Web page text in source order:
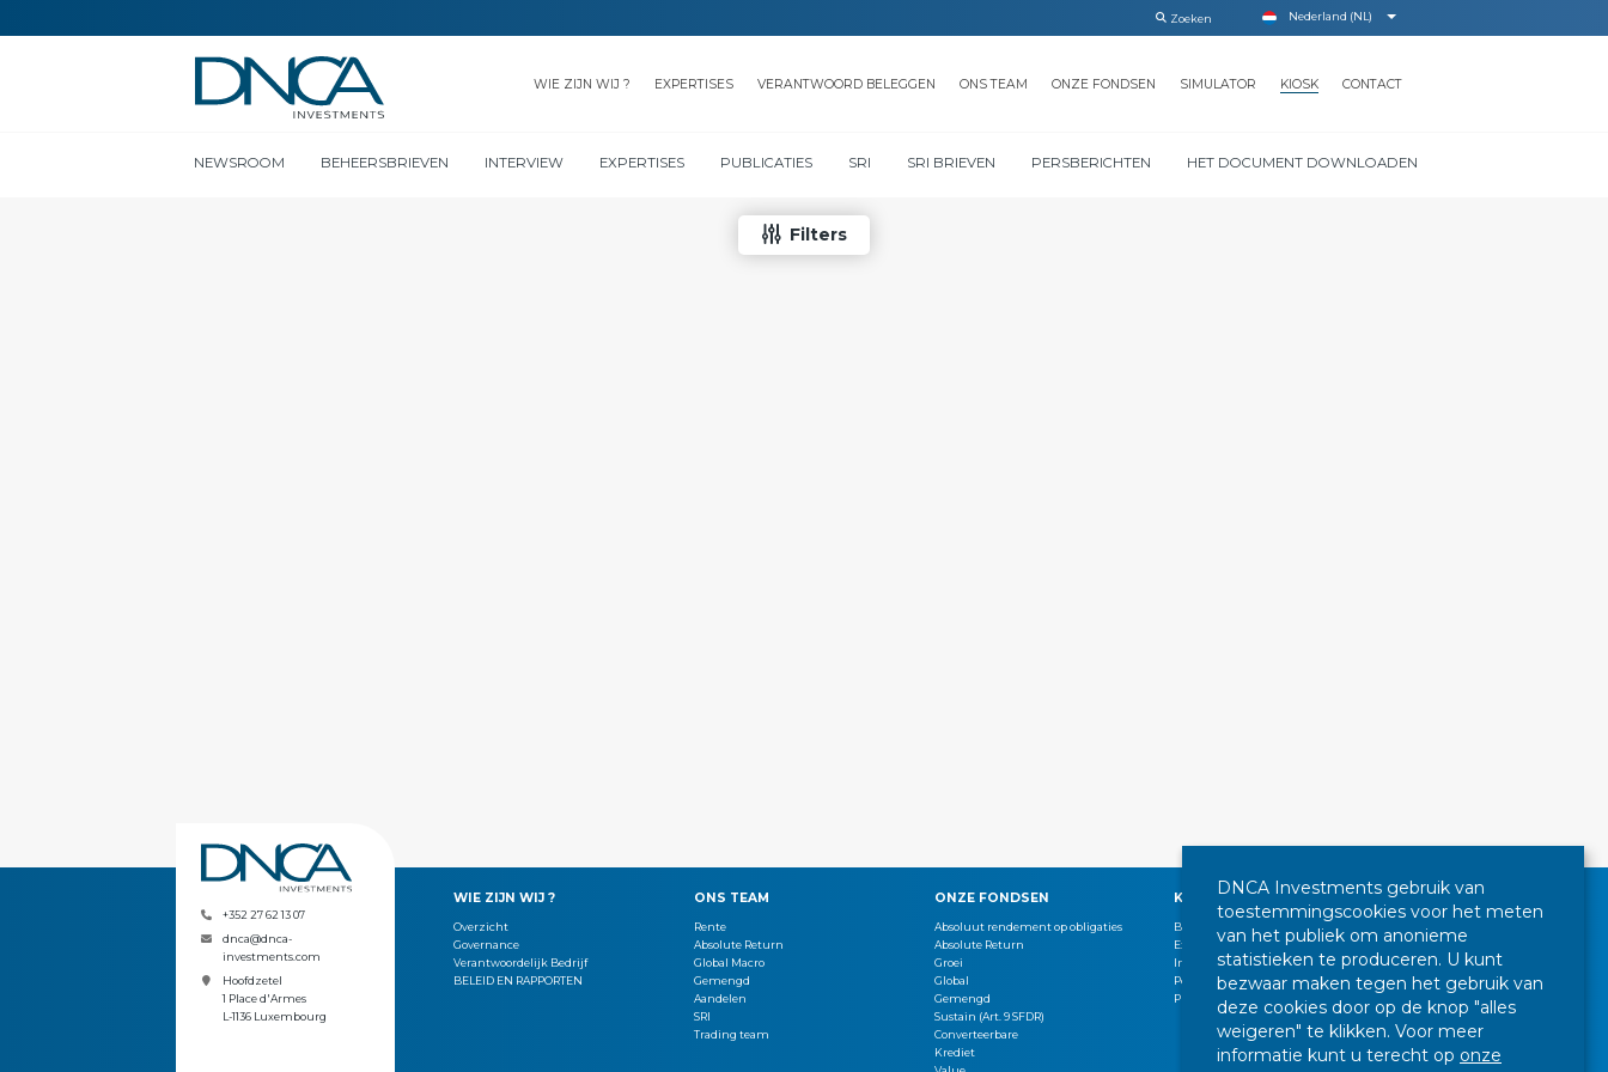
Nederland (NL)
WIE ZIJN WIJ ? EXPERTISES VERANTWOORD BELEGGEN ONS TEAM ONZE FONDSEN SIMULATOR KIOSK
NEWSROOM BEHEERSBRIEVEN INTERVIEW EXPERTISES PUBLICATIES SRI SRI BRIEVEN PERSBERICHTEN HET DOCUMENT DOWNLOADEN
CONTACT
Filters
+352 27 62 13 07
dnca@dnca-
investments.com
Hoofdzetel
1 Place d'Armes
L-1136 Luxembourg
WIE ZIJN WIJ ?
Overzicht
Governance
Verantwoordelijk Bedrijf
BELEID EN RAPPORTEN
ONS TEAM
Rente
Absolute Return
Global Macro
Gemengd
Aandelen
SRI
Trading team
ONZE FONDSEN
Absoluut rendement op obligaties
Absolute Return
Groei
Global
Gemengd
Sustain (Art. 9 SFDR)
Converteerbare
Krediet
KIOSK
Beheer commentaren
Expertises
Interview
Persbericht
Publicaties
DNCA Investments gebruik van
toestemmingscookies voor het meten
van het publiek om anonieme
statistieken te produceren. U kunt
bezwaar maken tegen het gebruik van
deze cookies door op de knop "alles
weigeren" te klikken. Voor meer
informatie kunt u terecht op onze